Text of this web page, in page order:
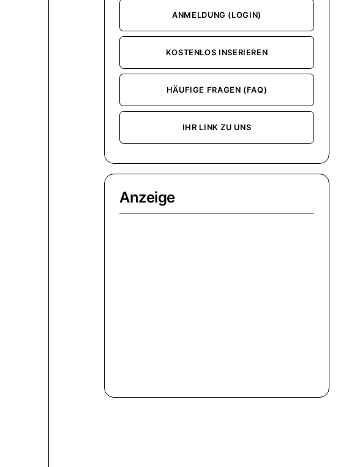
ANMELDUNG (LOGIN)
KOSTENLOS INSERIEREN
HÄUFIGE FRAGEN (FAQ)
IHR LINK ZU UNS
Anzeige